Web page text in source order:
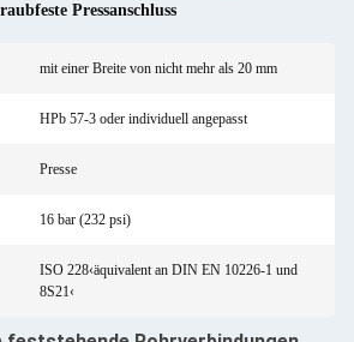
Pressanschluss
mit einer Breite von nicht mehr als 20 mm
HPb 57-3 oder individuell angepasst
Presse
16 bar (232 psi)
ISO 228‹äquivalent an DIN EN 10226-1 und
8S21‹